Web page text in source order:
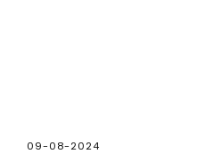
09-08-2024